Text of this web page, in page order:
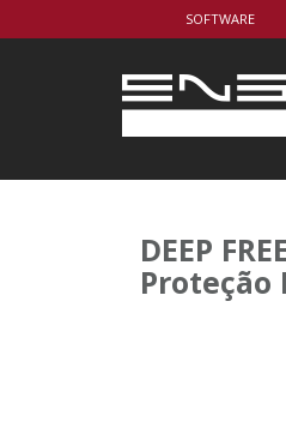
SOFTWARE
DEEP
Proteção